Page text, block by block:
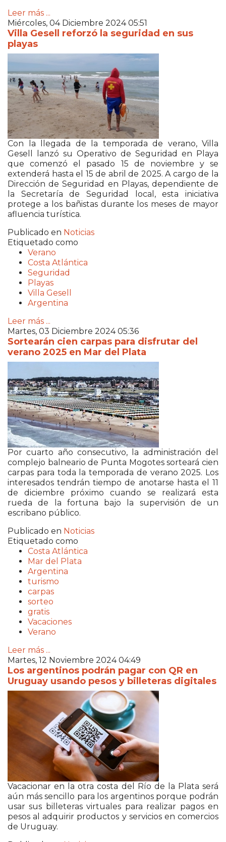
Leer más ...
Miércoles, 04 Diciembre 2024 05:51
Villa Gesell reforzó la seguridad en sus
playas
Con la llegada de la temporada de verano, Villa
Gesell lanzó su Operativo de Seguridad en Playa
que comenzó el pasado 15 de noviembre y se
extenderá hasta el 15 de abril de 2025. A cargo de la
Dirección de Seguridad en Playas, dependiente de
la Secretaría de Seguridad local, esta iniciativa
protege a los bañistas durante los meses de mayor
afluencia turística.
Publicado en Noticias
Etiquetado como
Verano
Costa Atlántica
Seguridad
Playas
Villa Gesell
Argentina
Leer más ...
Martes, 03 Diciembre 2024 05:36
Sortearán cien carpas para disfrutar del
verano 2025 en Mar del Plata
Por cuarto año consecutivo, la administración del
complejo balneario de Punta Mogotes sorteará cien
carpas para toda la temporada de verano 2025. Los
interesados ​​tendrán tiempo de anotarse hasta el 11
de diciembre próximo cuando se realizará esta
rueda de la fortuna bajo la supervisión de un
escribano público.
Publicado en Noticias
Etiquetado como
Costa Atlántica
Mar del Plata
Argentina
turismo
carpas
sorteo
gratis
Vacaciones
Verano
Leer más ...
Martes, 12 Noviembre 2024 04:49
Los argentinos podrán pagar con QR en
Uruguay usando pesos y billeteras digitales
Vacacionar en la otra costa del Río de la Plata será
aún más sencillo para los argentinos porque podrán
usar sus billeteras virtuales para realizar pagos en
pesos al adquirir productos y servicios en comercios
de Uruguay.